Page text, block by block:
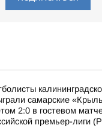
самарские
2:0 в гостевом
премьер-лиги